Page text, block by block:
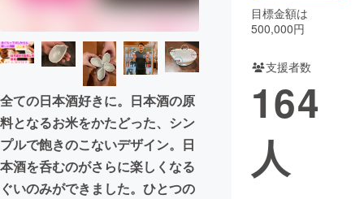
CAMPFIREふるさと納税machi-ya コミュニティ
全ての日本酒好きに。日本酒の原
料となるお米をかたどった、シン
プルで飽きのこないデザイン。日
本酒を呑むのがさらに楽しくなる
ぐいのみができました。ひとつの
目標金額は
500,000円
支援者数
164
人